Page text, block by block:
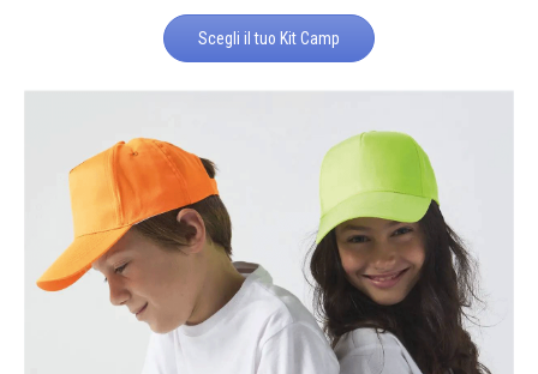
Scegli il tuo Kit Camp